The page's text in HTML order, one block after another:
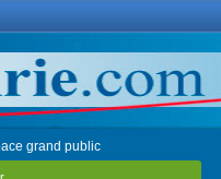
grand public